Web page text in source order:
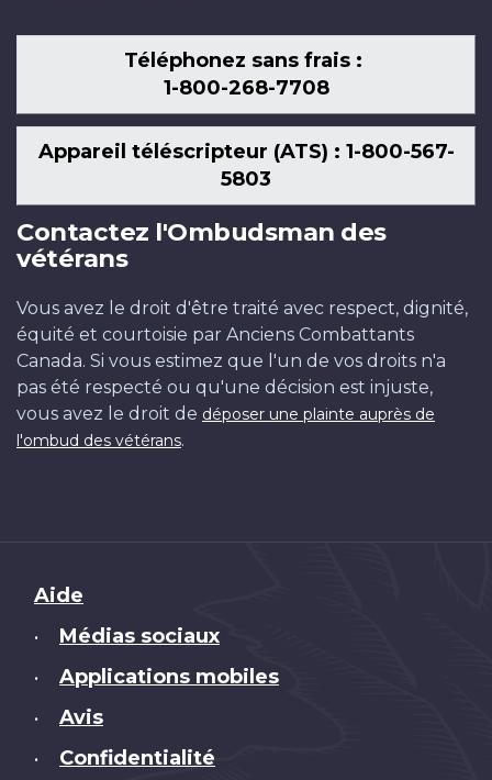
Téléphonez sans frais :
1-800-268-7708
Appareil téléscripteur (ATS) : 1-800-567-
5803
Contactez l'Ombudsman des
vétérans
Vous avez le droit d'être traité avec respect, dignité,
équité et courtoisie par Anciens Combattants
Canada. Si vous estimez que l'un de vos droits n'a
pas été respecté ou qu'une décision est injuste,
vous avez le droit de déposer une plainte auprès de
l'ombud des vétérans.
Brand
Aide
• Médias sociaux
• Applications mobiles
• Avis
• Confidentialité